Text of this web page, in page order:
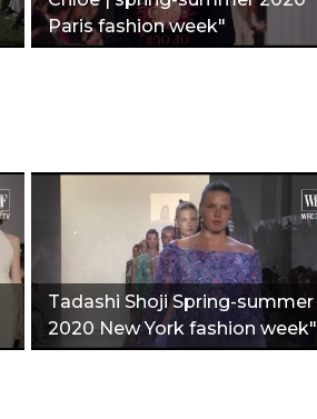
Paris fashion week"
Tadashi Shoji Spring-summer
2020 New York fashion week"